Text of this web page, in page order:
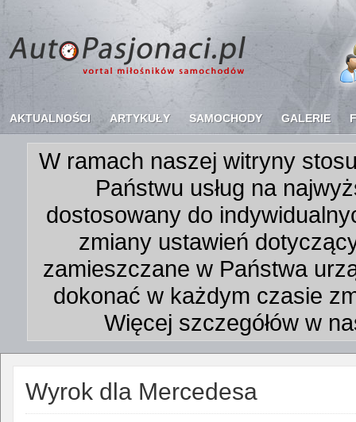
AKTUALNOŚCI ARTYKUŁY SAMOCHODY GALERIE
W ramach naszej witryny
Państwu usług na
dostosowany do
zmiany ustawień
zamieszczane w Państwa
dokonać w każdym czasie
Więcej szczegółów w
Wyrok dla Mercedesa